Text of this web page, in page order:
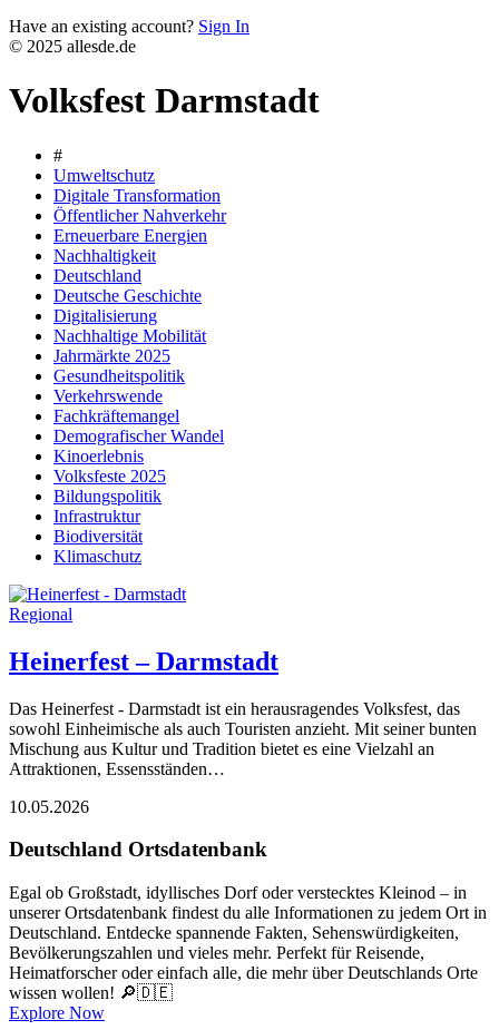
Have an existing account? Sign In
© 2025 allesde.de
Volksfest Darmstadt
#
Umweltschutz
Digitale Transformation
Öffentlicher Nahverkehr
Erneuerbare Energien
Nachhaltigkeit
Deutschland
Deutsche Geschichte
Digitalisierung
Nachhaltige Mobilität
Jahrmärkte 2025
Gesundheitspolitik
Verkehrswende
Fachkräftemangel
Demografischer Wandel
Kinoerlebnis
Volksfeste 2025
Bildungspolitik
Infrastruktur
Biodiversität
Klimaschutz
Regional
Heinerfest – Darmstadt
Das Heinerfest - Darmstadt ist ein herausragendes Volksfest, das
sowohl Einheimische als auch Touristen anzieht. Mit seiner bunten
Mischung aus Kultur und Tradition bietet es eine Vielzahl an
Attraktionen, Essensständen…
10.05.2026
Deutschland Ortsdatenbank
Egal ob Großstadt, idyllisches Dorf oder verstecktes Kleinod – in
unserer Ortsdatenbank findest du alle Informationen zu jedem Ort in
Deutschland. Entdecke spannende Fakten, Sehenswürdigkeiten,
Bevölkerungszahlen und vieles mehr. Perfekt für Reisende,
Heimatforscher oder einfach alle, die mehr über Deutschlands Orte
wissen wollen! 🔎🇩🇪
Explore Now